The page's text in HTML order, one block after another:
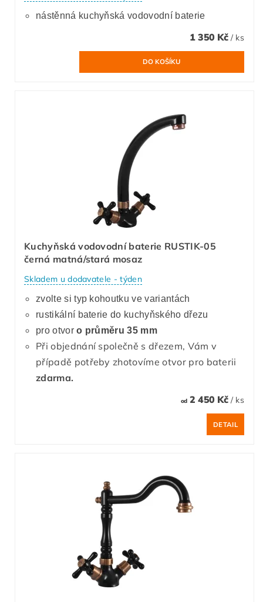
nástěnná kuchyňská vodovodní baterie
1 350 Kč / ks
Kuchyňská vodovodní baterie RUSTIK-05
černá matná/stará mosaz
Skladem u dodavatele - týden
zvolte si typ kohoutku ve variantách
rustikální baterie do kuchyňského dřezu
pro otvoro průměru 35 mm
Při objednání společně s dřezem, Vám v
případě potřeby zhotovíme otvor pro baterii
zdarma.
od2 450 Kč / ks
DETAIL